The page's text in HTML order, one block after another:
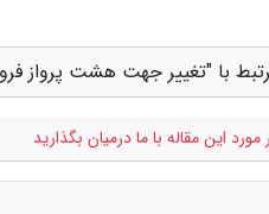
با "تغییر جهت هشت پرواز
این مقاله با ما درمیان بگذارید